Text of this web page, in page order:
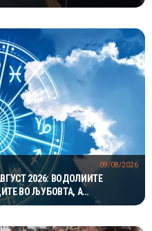
2026: ВОДОЛИИТЕ
ВО ЉУБОВТА, А
09/08/2026